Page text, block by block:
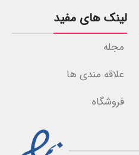
لینک های مفید
مجله
علاقه مندی ها
فروشگاه